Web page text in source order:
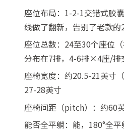
座位布局：1-2-1交错式胶
线做了翻新，告别了老款的
座位总数：24至30个座位
分布在7排，4-6排×4座/排
座椅宽度：约20.5-21英寸
27-28英寸
座椅间距（pitch）：约60
能否全平躺：能，180°全